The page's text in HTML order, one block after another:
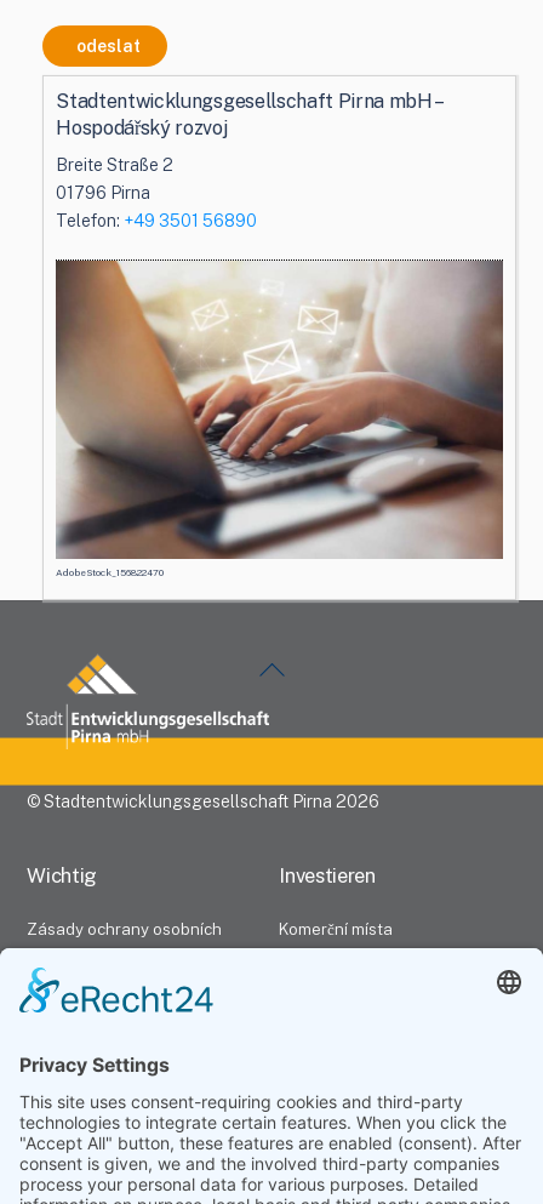
odeslat
Stadtentwicklungsgesellschaft Pirna mbH –
Hospodářský rozvoj
Breite Straße 2
01796 Pirna
Telefon: +49 3501 56890
AdobeStock_156822470
Back
©Stadtentwicklungsgesellschaft Pirna 2026
Wichtig
Zásady ochrany osobních
Otisk
Investieren
Komerční místa
Wirtschaft
Umístění podniku
Unternehmen
Společnost